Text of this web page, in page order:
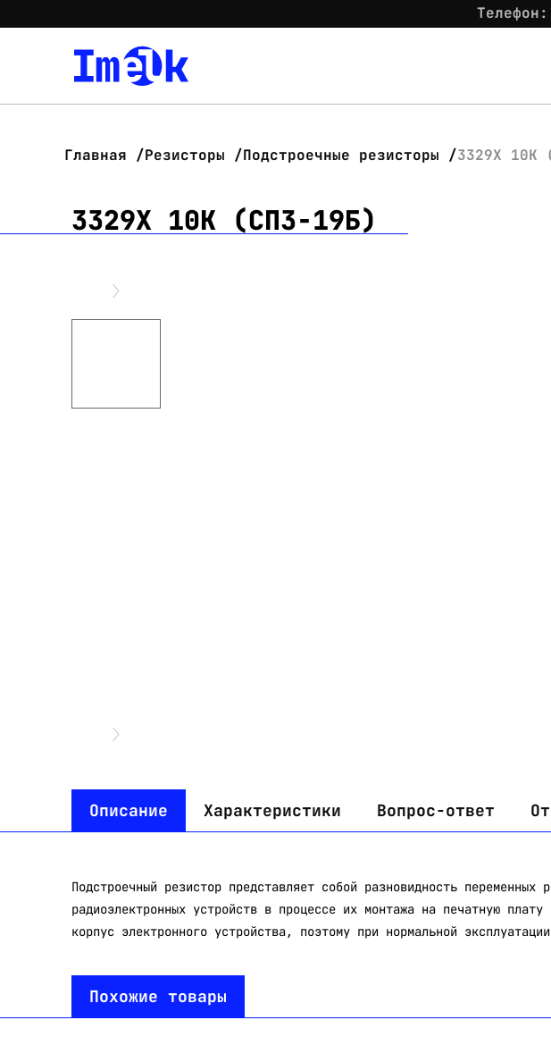
Телефон:
Главная Резисторы Подстроечные резисторы 3329X 10K
3329X 10K (СП3-19Б)
Описание Характеристики Вопрос-ответ
Подстроечный резистор представляет собой разновидность
радиоэлектронных устройств в процессе их монтажа на печатную
корпус электронного устройства, поэтому при нормальной
Похожие товары